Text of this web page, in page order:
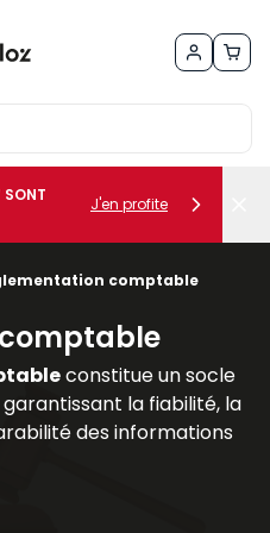
SONT
J'en profite
comptable
constitue un socle
la fiabilité, la
des informations
entreprises. Elle
sociétés doivent